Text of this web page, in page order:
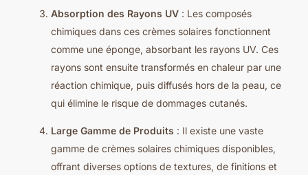
Absorption des Rayons UV: Les composés
chimiques dans ces crèmes solaires fonctionnent
comme une éponge, absorbant les rayons UV. Ces
rayons sont ensuite transformés en chaleur par une
réaction chimique, puis diffusés hors de la peau, ce
qui élimine le risque de dommages cutanés.
Large Gamme de Produits : Il existe une vaste
gamme de crèmes solaires chimiques disponibles,
offrant diverses options de textures, de finitions et